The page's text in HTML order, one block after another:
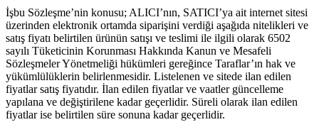
İşbu Sözleşme’nin konusu; ALICI’nın, SATICI’ya ait internet sitesi
üzerinden elektronik ortamda siparişini verdiği aşağıda nitelikleri ve
satış fiyatı belirtilen ürünün satışı ve teslimi ile ilgili olarak 6502
sayılı Tüketicinin Korunması Hakkında Kanun ve Mesafeli
Sözleşmeler Yönetmeliği hükümleri gereğince Taraflar’ın hak ve
yükümlülüklerin belirlenmesidir. Listelenen ve sitede ilan edilen
fiyatlar satış fiyatıdır. İlan edilen fiyatlar ve vaatler güncelleme
yapılana ve değiştirilene kadar geçerlidir. Süreli olarak ilan edilen
fiyatlar ise belirtilen süre sonuna kadar geçerlidir.